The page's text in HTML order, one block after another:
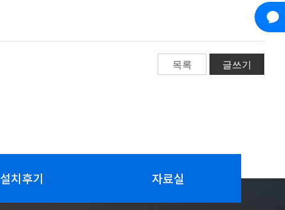
목록 글쓰기
설치후기 자료실